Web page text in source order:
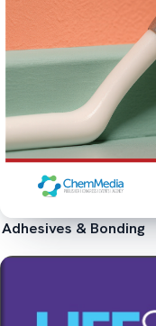
Adhesives & Bonding